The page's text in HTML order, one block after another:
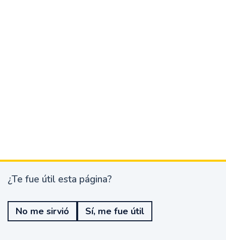
¿
e
u
¿Te fue útil esta página?
No me sirvió Sí, me fue útil